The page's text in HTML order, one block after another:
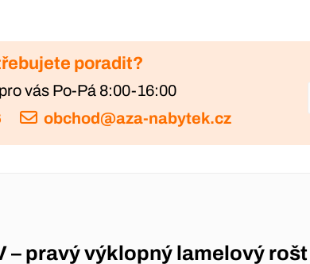
poradit?
vás Po-Pá 8:00-16:00
obchod@aza-nabytek.cz
– pravý výklopný lamelový rošt